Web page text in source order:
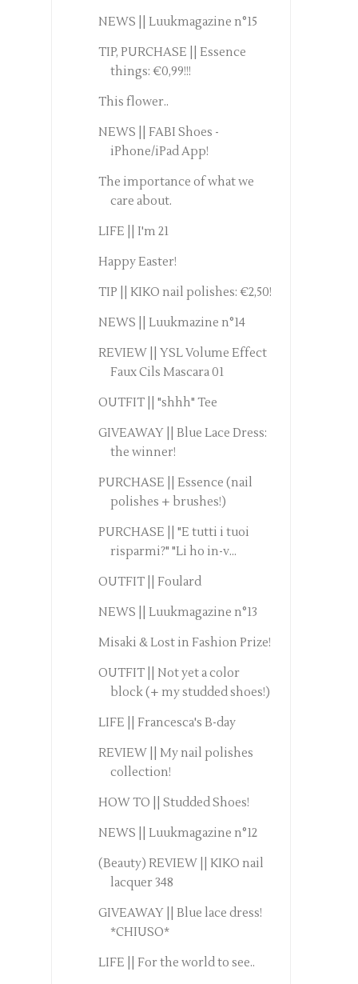
NEWS || Luukmagazine n°15
TIP, PURCHASE || Essence
things: €0,99!!!
This flower..
NEWS || FABI Shoes -
iPhone/iPad App!
The importance of what we
care about.
LIFE || I'm 21
Happy Easter!
TIP || KIKO nail polishes: €2,50!
NEWS || Luukmazine n°14
REVIEW || YSL Volume Effect
Faux Cils Mascara 01
OUTFIT || "shhh" Tee
GIVEAWAY || Blue Lace Dress:
the winner!
PURCHASE || Essence (nail
polishes + brushes!)
PURCHASE || "E tutti i tuoi
risparmi?" "Li ho in-v...
OUTFIT || Foulard
NEWS || Luukmagazine n°13
Misaki & Lost in Fashion Prize!
OUTFIT || Not yet a color
block (+ my studded shoes!)
LIFE || Francesca's B-day
REVIEW || My nail polishes
collection!
HOW TO || Studded Shoes!
NEWS || Luukmagazine n°12
(Beauty) REVIEW || KIKO nail
lacquer 348
GIVEAWAY || Blue lace dress!
*CHIUSO*
LIFE || For the world to see..